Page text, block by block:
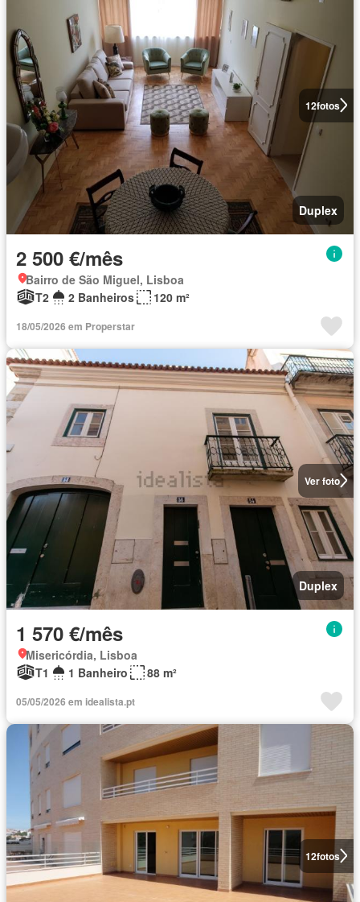
12fotos
Duplex
2 500 €/mês
Bairro de São Miguel, Lisboa
T2
2 Banheiros 120 m²
18/05/2026 em Properstar
Ver foto
Duplex
1 570 €/mês
Misericórdia, Lisboa
T1
1 Banheiro 88 m²
05/05/2026 em idealista.pt
12fotos